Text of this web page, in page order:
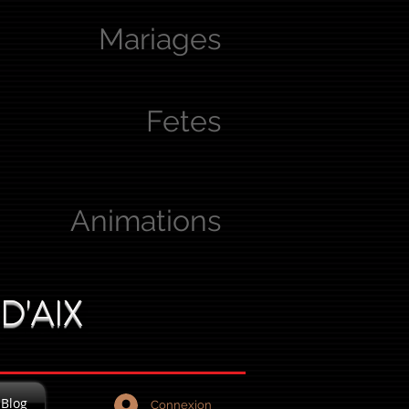
Mariages
Fetes
Animations
Blog Connexion